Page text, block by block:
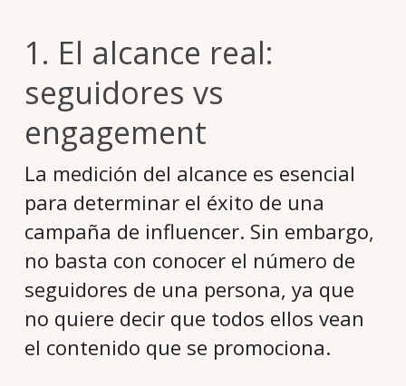
1. El alcance real:
seguidores vs
engagement
La medición del alcance es esencial
para determinar el éxito de una
campaña de influencer. Sin embargo,
no basta con conocer el número de
seguidores de una persona, ya que
no quiere decir que todos ellos vean
el contenido que se promociona.